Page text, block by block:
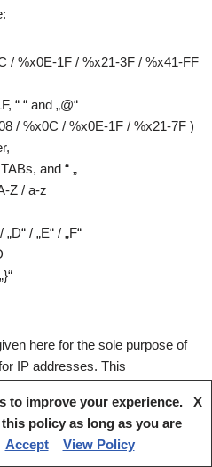
/ %x0E-1F / %x21-3F / %x41-FF
“ “ and „@“
/ %x0C / %x0E-1F / %x21-7F )
and “ „
Z / a-z
/ „E“ / „F“
here for the sole purpose of
IP addresses. This
network protocol but is
to be used.
to improve your experience.
policy as long as you are
X
Accept View Policy